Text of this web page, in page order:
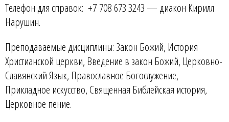
Телефон для справок: +7 708 673 3243 — диакон Кирилл
Нарушин.
Преподаваемые дисциплины: Закон Божий, История
Христианской церкви, Введение в закон Божий, Церковно-
Славянский Язык, Православное Богослужение,
Прикладное искусство, Священная Библейская история,
Церковное пение.